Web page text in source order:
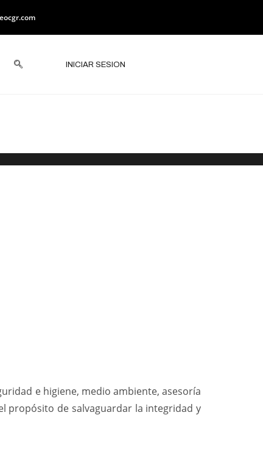
INICIAR SESION
e higiene, medio ambiente, asesoría
propósito de salvaguardar la integridad y